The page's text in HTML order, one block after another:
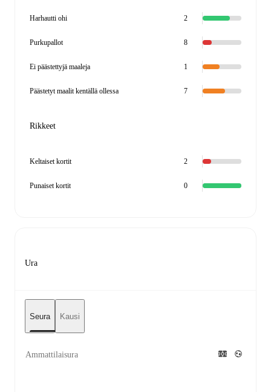
Harhautti ohi 2
Purkupallot 8
Ei päästettyjä maaleja 1
Päästetyt maalit kentällä ollessa 7
Rikkeet
Keltaiset kortit 2
Punaiset kortit 0
Ura
Seura Kausi
Ammattilaisura